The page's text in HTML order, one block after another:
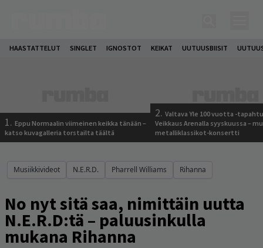
HAASTATTELUT SINGLET IGNOSTOT KEIKAT UUTUUSBIISIT
1. Eppu Normaalin viimeinen keikka tänään –
katso kuvagalleria torstailta täältä
2. Valtava Yle 100 vuotta -
Veikkaus Arenalla syyskuussa –
metalliklassikot-konsertti
Musiikkivideot N.E.R.D. Pharrell Williams Rihanna
No nyt sitä saa, nimittäin uutta
N.E.R.D:tä – paluusinkulla
mukana Rihanna